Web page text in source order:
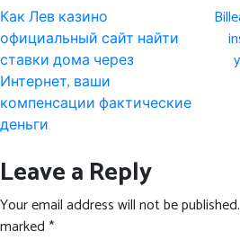
Post
navigation
Как Лев казино
официальный сайт найти
ставки дома через
Интернет, ваши
компенсации фактические
деньги
Leave a Reply
Your email address will not be published.
marked*